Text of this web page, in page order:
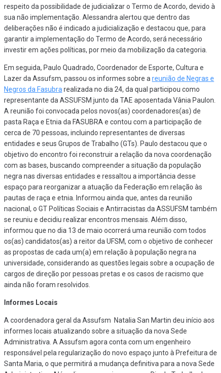
respeito da possibilidade de judicializar o Termo de Acordo, devido à
sua não implementação. Alessandra alertou que dentro das
deliberações não é indicado a judicialização e destacou que, para
garantir a implementação do Termo de Acordo, será necessário
investir em ações políticas, por meio da mobilização da categoria.
Em seguida, Paulo Quadrado, Coordenador de Esporte, Cultura e
Lazer da Assufsm, passou os informes sobre a reunião de Negras e
Negros da Fasubra realizada no dia 24, da qual participou como
representante da ASSUFSM junto da TAE aposentada Vânia Paulon.
A reunião foi convocada pelos novos(as) coordenadores(as) de
pasta Raça e Etnia da FASUBRA e contou com a participação de
cerca de 70 pessoas, incluindo representantes de diversas
entidades e seus Grupos de Trabalho (GTs). Paulo destacou que o
objetivo do encontro foi reconstruir a relação da nova coordenação
com as bases, buscando compreender a situação da população
negra nas diversas entidades e ressaltou a importância desse
espaço para reorganizar a atuação da Federação em relação às
pautas de raça e etnia. Informou ainda que, antes da reunião
nacional, o GT Políticas Sociais e Antirracistas da ASSUFSM também
se reuniu e decidiu realizar encontros mensais. Além disso,
informou que no dia 13 de maio ocorrerá uma reunião com todos
os(as) candidatos(as) a reitor da UFSM, com o objetivo de conhecer
as propostas de cada um(a) em relação à população negra na
universidade, considerando as questões legais sobre a ocupação de
cargos de direção por pessoas pretas e os casos de racismo que
ainda não foram resolvidos.
Informes Locais
A coordenadora geral da Assufsm Natalia San Martin deu início aos
informes locais atualizando sobre a situação da nova Sede
Administrativa. A Assufsm agora conta com um engenheiro
responsável pela regularização do novo espaço junto à Prefeitura de
Santa Maria, o que permitirá a mudança definitiva para a nova Sede